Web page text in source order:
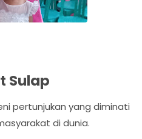
Sulap
pertunjukan yang diminati
di dunia.